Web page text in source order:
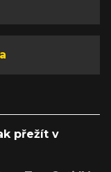
přežít v